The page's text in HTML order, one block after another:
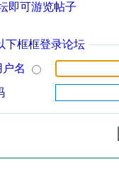
即可游览帖子
下框框登录论坛
户名